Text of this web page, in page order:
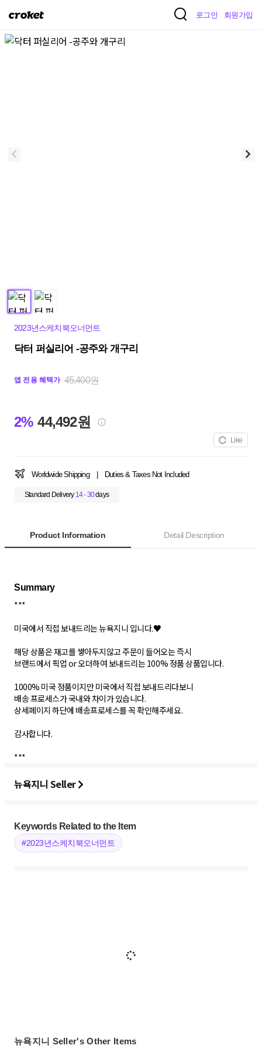
크
켓
로그인 회원가입
2023년스케치북오너먼트
닥터 퍼실리어 -공주와 개구리
앱 전용 혜택가 45,400원
2% 44,492원
Like
Worldwide Shipping Duties & Taxes Not Included
Standard Delivery 14 - 30days
Product Information Detail Description
Summary
***
미국에서 직접 보내드리는 뉴욕지니 입니다.♥
해당 상품은 재고를 쌓아두지않고 주문이 들어오는 즉시
브랜드에서 픽업 or 오더하여 보내드리는 100% 정품 상품입니다.
1000% 미국 정품이지만 미국에서 직접 보내드리다보니
배송 프로세스가 국내와 차이가 있습니다.
상세페이지 하단에 배송프로세스를 꼭 확인해주세요.
감사합니다.
***
뉴욕지니 Seller
Keywords Related to the Item
#2023년스케치북오너먼트
뉴욕지니 Seller's Other Items